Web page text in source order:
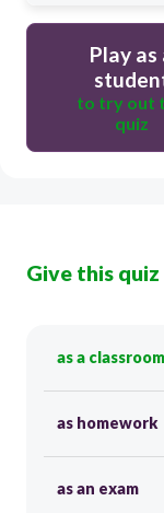
Play as
to try out
quiz
Give this
as a
as homework
as an exam